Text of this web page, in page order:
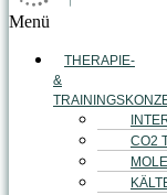
Menü
THERAPIE-
&
CO2